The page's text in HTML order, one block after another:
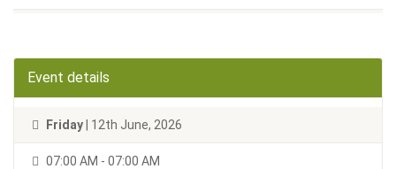
Event details
Friday | 12th June, 2026
07:00 AM - 07:00 AM